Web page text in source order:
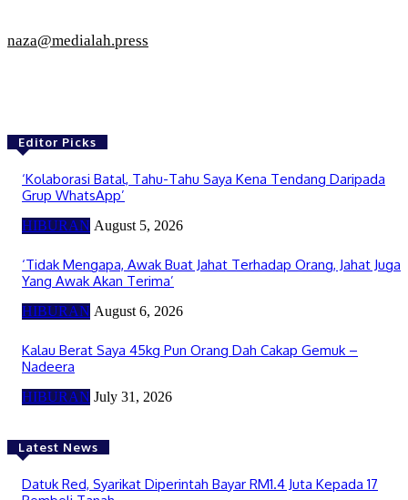
naza@medialah.press
Editor Picks
‘Kolaborasi Batal, Tahu-Tahu Saya Kena Tendang Daripada
Grup WhatsApp’
HIBURAN August 5, 2026
‘Tidak Mengapa, Awak Buat Jahat Terhadap Orang, Jahat Juga
Yang Awak Akan Terima’
HIBURAN August 6, 2026
Kalau Berat Saya 45kg Pun Orang Dah Cakap Gemuk –
Nadeera
HIBURAN July 31, 2026
Latest News
Datuk Red, Syarikat Diperintah Bayar RM1.4 Juta Kepada 17